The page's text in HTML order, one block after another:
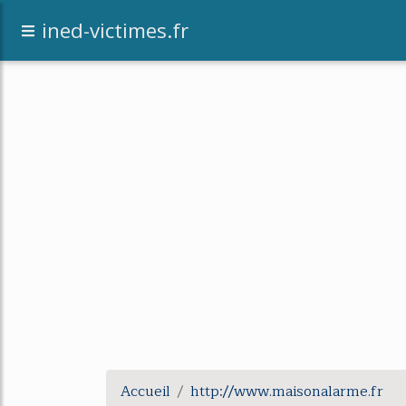
ined-victimes.fr
Accueil http://www.maisonalarme.fr